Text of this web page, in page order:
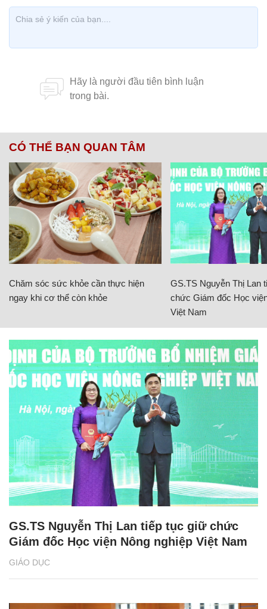
CÓ THỂ BẠN QUAN TÂM
Chăm sóc sức khỏe cần thực hiện
ngay khi cơ thể còn khỏe
GS.TS Nguyễn Thị Lan
chức Giám đốc Học
Việt Nam
GIÁO DỤC
GS.TS Nguyễn Thị Lan tiếp tục giữ chức
Giám đốc Học viện Nông nghiệp Việt Nam